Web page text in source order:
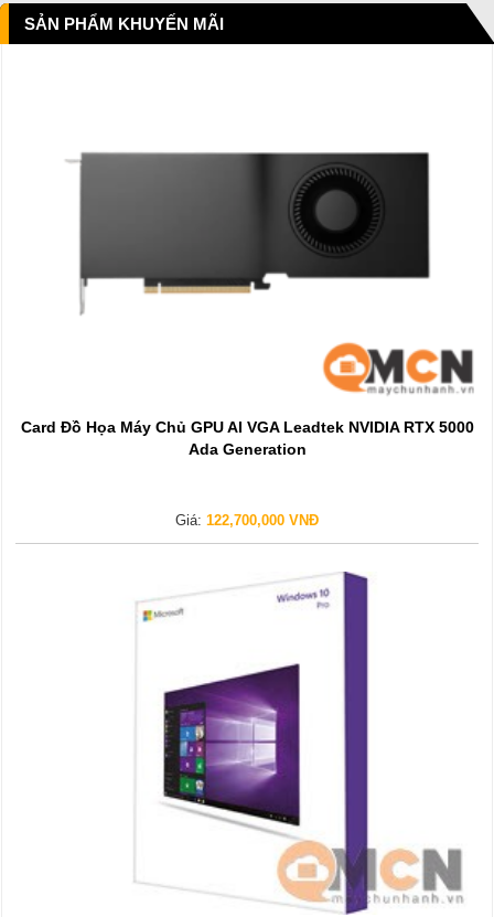
SẢN PHẨM KHUYẾN MÃI
Card Đồ Họa Máy Chủ GPU AI VGA Leadtek NVIDIA RTX 5000
Ada Generation
Giá: 122,700,000 VNĐ